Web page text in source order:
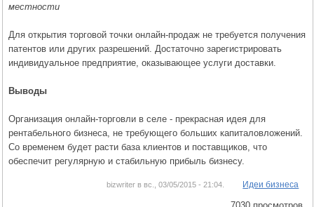
местности
Для открытия торговой точки онлайн-продаж не требуется получения
патентов или других разрешений. Достаточно зарегистрировать
индивидуальное предприятие, оказывающее услуги доставки.
Выводы
Организация онлайн-торговли в селе - прекрасная идея для
рентабельного бизнеса, не требующего больших капиталовложений.
Со временем будет расти база клиентов и поставщиков, что
обеспечит регулярную и стабильную прибыль бизнесу.
bizwriter в вс., 03/05/2015 - 21:04. Идеи бизнеса